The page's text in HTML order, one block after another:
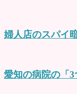
婦人店のスパイ
愛知の病院の「